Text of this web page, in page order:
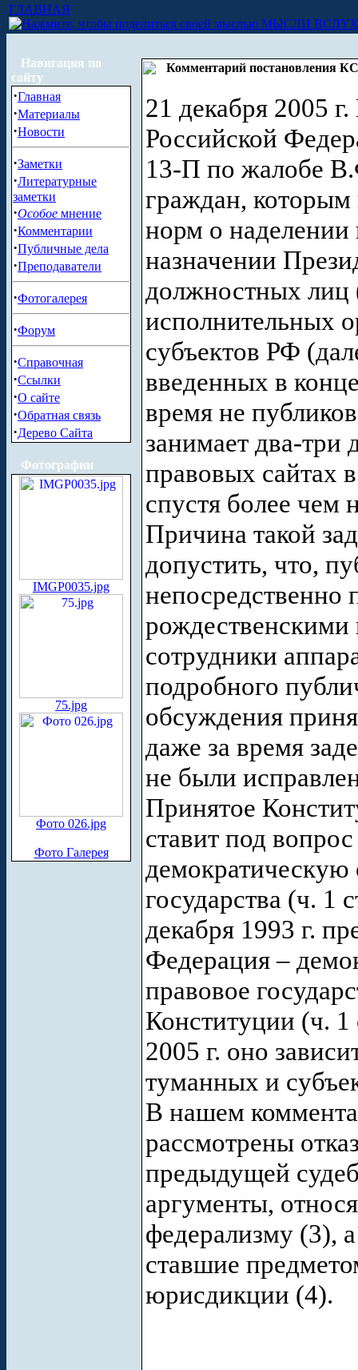
ГЛАВНАЯ
МЫСЛИ ВСЛУХ
Навигация по
сайту
·Главная
·Материалы
·Новости
·Заметки
·Литературные
заметки
·Особое мнение
·Комментарии
·Публичные дела
·Преподаватели
·Фотогалерея
·Форум
·Справочная
·Ссылки
·О сайте
·Обратная связь
·Дерево Сайта
Фотографии
IMGP0035.jpg
75.jpg
Фото 026.jpg
Фото Галерея
Комментарий постановления
21 декабря 2005
Российской
13-П по жалобе
граждан, которым
норм о
назначении
должностных лиц
исполнительных
субъектов РФ
введенных в
время не
занимает два-три
правовых сайтах
спустя более чем
Причина такой
допустить, что,
непосредственно
рождественскими
сотрудники
подробного
обсуждения
даже за время
не были
Принятое
ставит под
демократическую
государства (ч. 1
декабря 1993 г.
Федерация –
правовое
Конституции (ч.
2005 г. оно
туманных и
В нашем
рассмотрены
предыдущей
аргументы,
федерализму (3),
ставшие
юрисдикции (4).